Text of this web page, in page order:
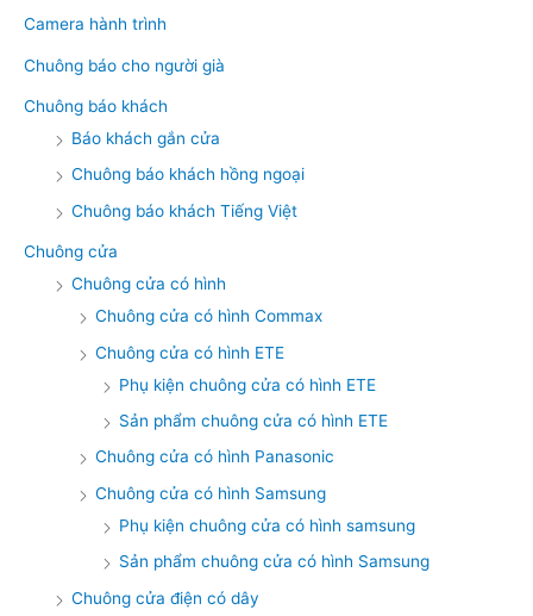
Camera hành trình
Chuông báo cho người già
Chuông báo khách
Báo khách gắn cửa
Chuông báo khách hồng ngoại
Chuông báo khách Tiếng Việt
Chuông cửa
Chuông cửa có hình
Chuông cửa có hình Commax
Chuông cửa có hình ETE
Phụ kiện chuông cửa có hình ETE
Sản phẩm chuông cửa có hình ETE
Chuông cửa có hình Panasonic
Chuông cửa có hình Samsung
Phụ kiện chuông cửa có hình samsung
Sản phẩm chuông cửa có hình Samsung
Chuông cửa điện có dây